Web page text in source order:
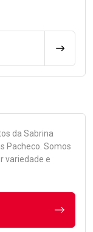
da Sabrina
Pacheco. Somos
variedade e